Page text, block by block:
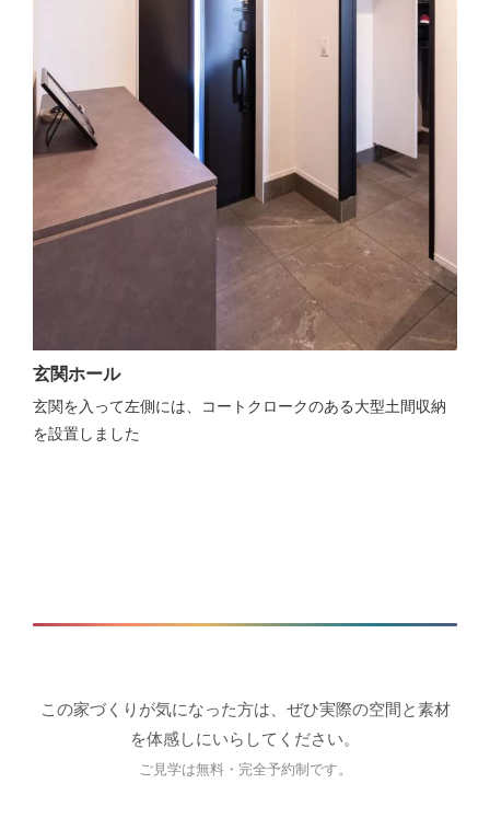
玄関ホール
玄関を入って左側には、コートクロークのある大型土間収納
を設置しました
この家づくりが気になった方は、ぜひ実際の空間と素材
を体感しにいらしてください。
ご見学は無料・完全予約制です。